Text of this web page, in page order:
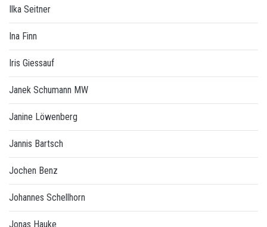
Ilka Seitner
Ina Finn
Iris Giessauf
Janek Schumann MW
Janine Löwenberg
Jannis Bartsch
Jochen Benz
Johannes Schellhorn
Jonas Hauke